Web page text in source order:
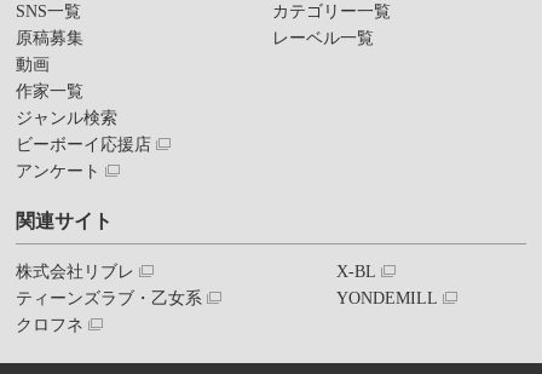
SNS一覧
原稿募集
動画
作家一覧
ジャンル検索
ビーボーイ応援店
アンケート
カテゴリー一覧
レーベル一覧
関連サイト
株式会社リブレ
ティーンズラブ・乙女系
クロフネ
X-BL
YONDEMILL